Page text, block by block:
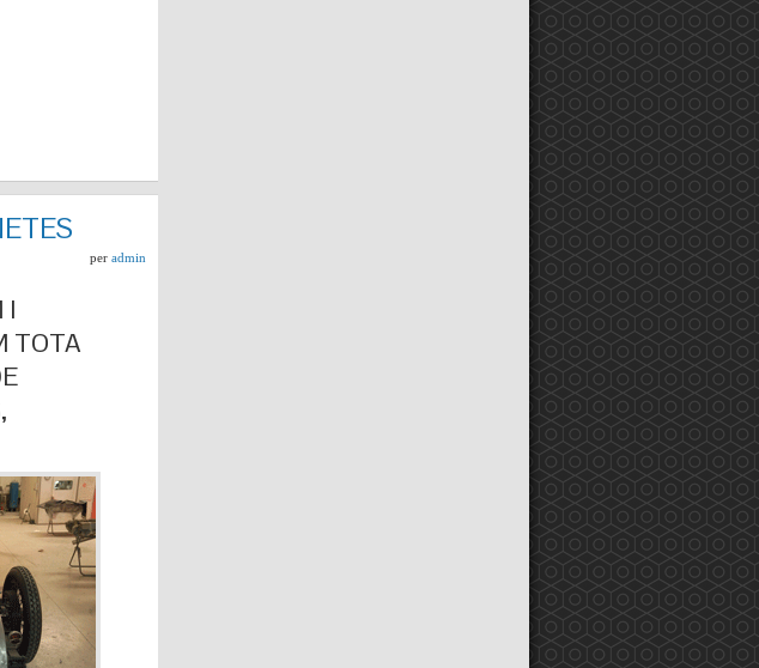
per admin
I
TOTA